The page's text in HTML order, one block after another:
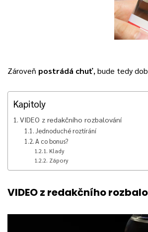
Zároveň postrádá chuť, bude tedy
Kapitoly
VIDEO z redakčního rozbalování
Jednoduché roztírání
A co bonus?
Klady
Zápory
VIDEO z redakčního